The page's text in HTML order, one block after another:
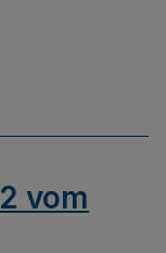
vom